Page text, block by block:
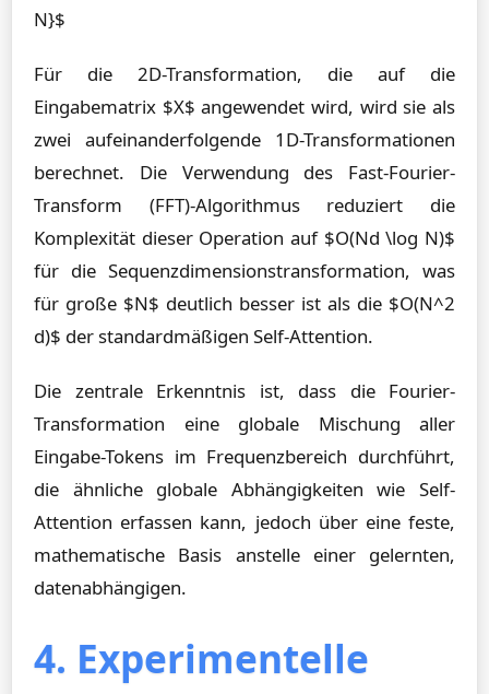
N}$
Für die 2D-Transformation, die auf die
Eingabematrix $X$ angewendet wird, wird sie als
zwei aufeinanderfolgende 1D-Transformationen
berechnet. Die Verwendung des Fast-Fourier-
Transform (FFT)-Algorithmus reduziert die
Komplexität dieser Operation auf $O(Nd \log N)$
für die Sequenzdimensionstransformation, was
für große $N$ deutlich besser ist als die $O(N^2
d)$ der standardmäßigen Self-Attention.
Die zentrale Erkenntnis ist, dass die Fourier-
Transformation eine globale Mischung aller
Eingabe-Tokens im Frequenzbereich durchführt,
die ähnliche globale Abhängigkeiten wie Self-
Attention erfassen kann, jedoch über eine feste,
mathematische Basis anstelle einer gelernten,
datenabhängigen.
4. Experimentelle